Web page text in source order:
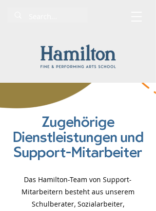
Zugehörige
Dienstleistungen und
Support-Mitarbeiter
Das Hamilton-Team von Support-
Mitarbeitern besteht aus unserem
Schulberater, Sozialarbeiter,